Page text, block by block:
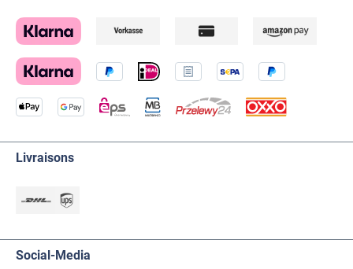
Livraisons
Social-Media